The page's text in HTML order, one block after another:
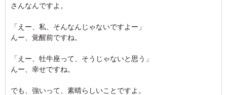
さんなんですよ。
「えー、私、そんなんじゃないですよー」
んー、覚醒前ですね。
「えー、牡牛座って、そうじゃないと思う」
んー、幸せですね。
でも、強いって、素晴らしいことですよ。